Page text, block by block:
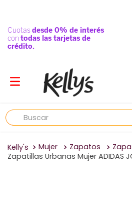
Buscar
Mujer Zapatos
Zapatillas Urbanas Mujer ADIDAS